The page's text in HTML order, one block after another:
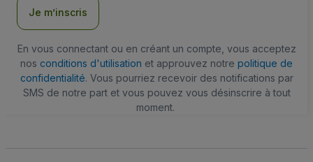
Je m’inscris
En vous connectant ou en créant un compte, vous acceptez
nos conditions d'utilisation et approuvez notre politique de
confidentialité. Vous pourriez recevoir des notifications par
SMS de notre part et vous pouvez vous désinscrire à tout
moment.